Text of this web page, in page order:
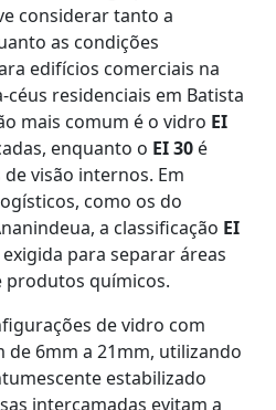
considerar tanto a
as condições
edifícios comerciais na
céus residenciais em Batista
mais comum é o vidro EI
enquanto o EI 30 é
visão internos. Em
como os do
a classificação EI
para separar áreas
produtos químicos.
de vidro com
de 6mm a 21mm, utilizando
estabilizado
intercamadas evitam a